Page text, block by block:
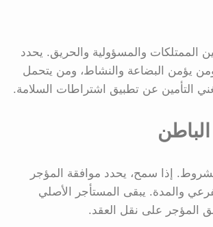
الممتلكات والمسؤولية والحريق. يحدد
يؤمن البضاعة والنشاط، ومن يتحمل
التأمين عن تطبيق اشتراطات السلامة.
الباطن
إذا سمح، يحدد موافقة المؤجر
والمدة. يبقى المستأجر الأصلي
المؤجر على نقل العقد.